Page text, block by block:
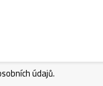
údajů.